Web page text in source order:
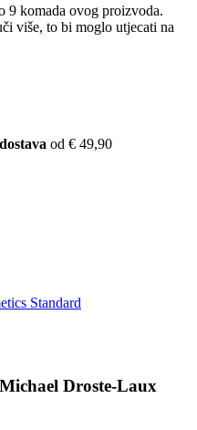
9 komada ovog proizvoda.
više, to bi moglo utjecati na
od € 49,90
Standard
Droste-Laux